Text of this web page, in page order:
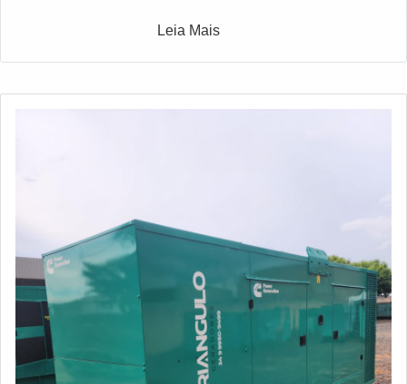
Leia Mais